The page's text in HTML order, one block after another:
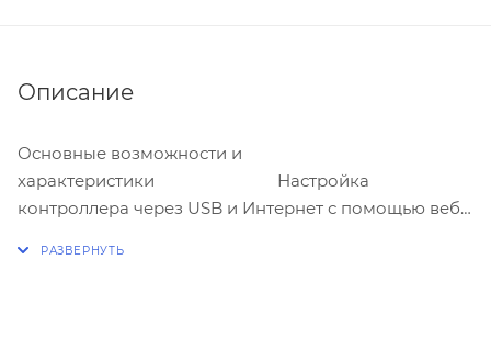
Описание
Основные возможности и
характеристики Настройка
контроллера через USB и Интернет с помощью веб-